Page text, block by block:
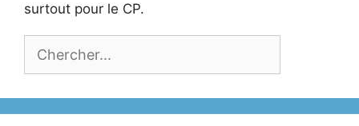
surtout pour le CP.